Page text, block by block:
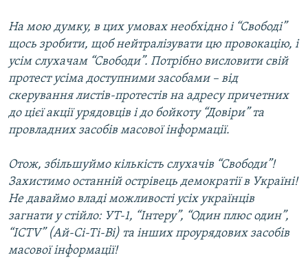
На мою думку, в цих умовах необхідно і “Свободі”
щось зробити, щоб нейтралізувати цю провокацію, і
усім слухачам “Свободи”. Потрібно висловити свій
протест усіма доступними засобами – від
скерування листів-протестів на адресу причетних
до цієї акції урядовців і до бойкоту “Довіри” та
провладних засобів масової інформації.
Отож, збільшуймо кількість слухачів “Свободи”!
Захистимо останній острівець демократії в Україні!
Не даваймо владі можливості усіх українців
загнати у стійло: УТ-1, “Інтеру”, “Один плюс один”,
“ICTV” (Ай-Сі-Ті-Ві) та інших проурядових засобів
масової інформації!